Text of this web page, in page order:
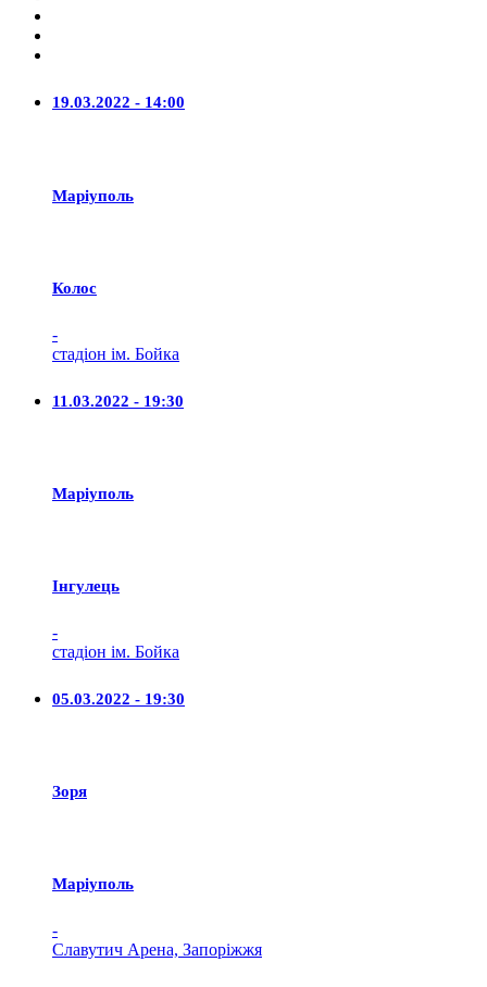
19.03.2022 - 14:00
Маріуполь
Колос
-
стадіон ім. Бойка
11.03.2022 - 19:30
Маріуполь
Iнгулець
-
стадіон ім. Бойка
05.03.2022 - 19:30
Зоря
Маріуполь
-
Славутич Арена, Запоріжжя